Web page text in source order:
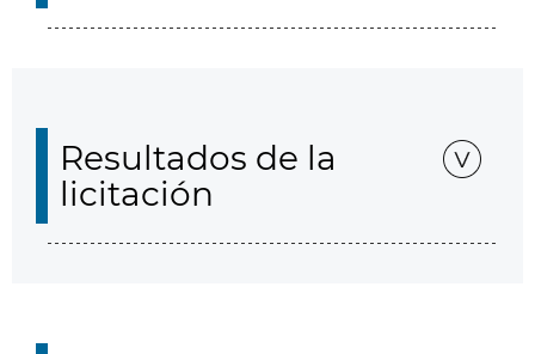
Resultados de la
licitación